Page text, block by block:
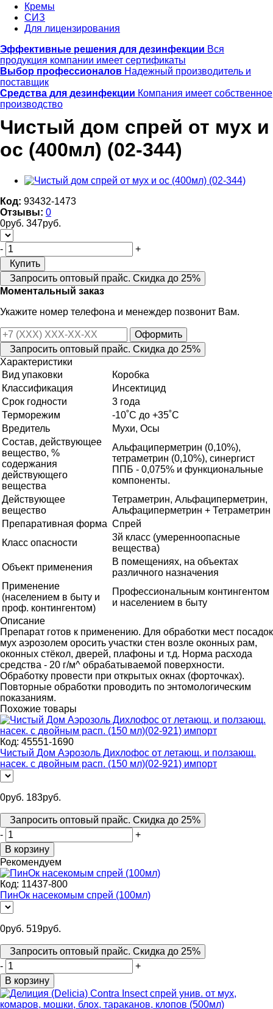
Кремы
СИЗ
Для лицензирования
Эффективные решения для дезинфекции Вся
продукция компании имеет сертификаты
Выбор профессионалов Надежный производитель и
поставщик
Средства для дезинфекции Компания имеет собственное
производство
Чистый дом спрей от мух и
ос (400мл) (02-344)
Код: 93432-1473
Отзывы: 0
0руб. 347руб.
-
+
Купить
Запросить оптовый прайс. Скидка до 25%
Моментальный заказ
Укажите номер телефона и менеждер позвонит Вам.
Оформить
Запросить оптовый прайс. Скидка до 25%
Характеристики
Вид упаковки
Коробка
Классификация
Инсектицид
Срок годности
3 года
Терморежим
-10˚С до +35˚С
Вредитель
Мухи, Осы
Состав, действующее
вещество, %
содержания
действующего
вещества
Альфациперметрин (0,10%),
тетраметрин (0,10%), синергист
ППБ - 0,075% и функциональные
компоненты.
Действующее
вещество
Тетраметрин, Альфациперметрин,
Альфациперметрин + Тетраметрин
Препаративная форма Спрей
Класс опасности
3й класс (умеренноопасные
вещества)
Объект применения
В помещениях, на объектах
различного назначения
Применение
(населением в быту и
проф. контингентом)
Профессиональным контингентом
и населением в быту
Описание
Препарат готов к применению. Для обработки мест посадок
мух аэрозолем оросить участки стен возле оконных рам,
оконных стёкол, дверей, плафоны и т.д. Норма расхода
средства - 20 г/м^ обрабатываемой поверхности.
Обработку провести при открытых окнах (форточках).
Повторные обработки проводить по энтомологическим
показаниям.
Похожие товары
Код: 45551-1690
Чистый Дом Аэрозоль Дихлофос от летающ. и ползающ.
насек. с двойным расп. (150 мл)(02-921) импорт
0руб. 183руб.
Запросить оптовый прайс. Скидка до 25%
-
+
В корзину
Рекомендуем
Код: 11437-800
ПинОк насекомым спрей (100мл)
0руб. 519руб.
Запросить оптовый прайс. Скидка до 25%
-
+
В корзину